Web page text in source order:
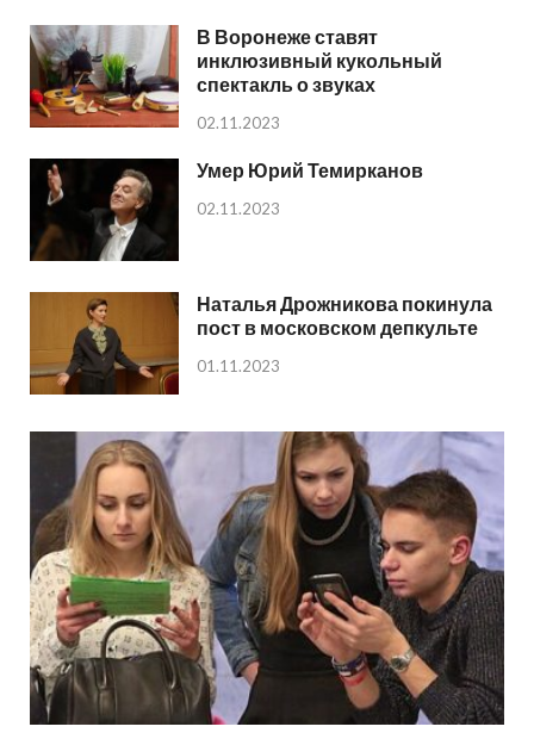
В Воронеже ставят
инклюзивный кукольный
спектакль о звуках
02.11.2023
Умер Юрий Темирканов
02.11.2023
Наталья Дрожникова покинула
пост в московском депкульте
01.11.2023